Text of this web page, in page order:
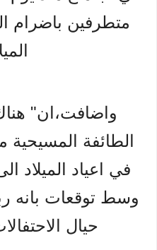
متطرفين باضرام
واضافت،ان"
الطائفة
في اعياد الميلاد
وسط توقعات بانه
حيال